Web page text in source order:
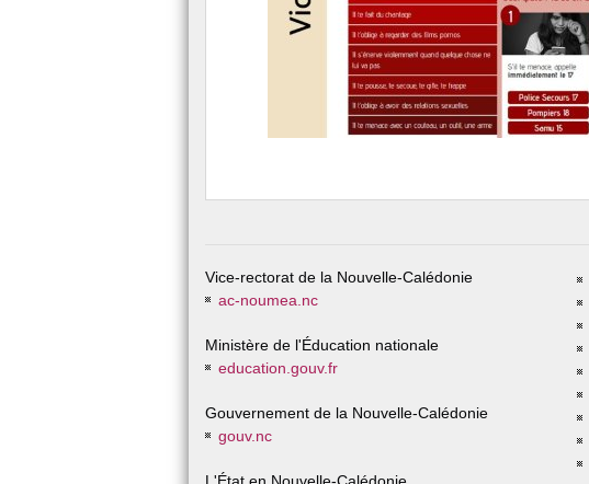
Vice-rectorat de la Nouvelle-Calédonie
ac-noumea.nc
Ministère de l'Éducation nationale
education.gouv.fr
Gouvernement de la Nouvelle-Calédonie
gouv.nc